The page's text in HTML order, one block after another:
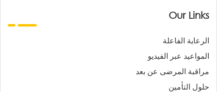
Our Links
الرعاية الفاعلة
المواعيد عبر الفيديو
مراقبة المرضى عن بعد
حلول التأمين